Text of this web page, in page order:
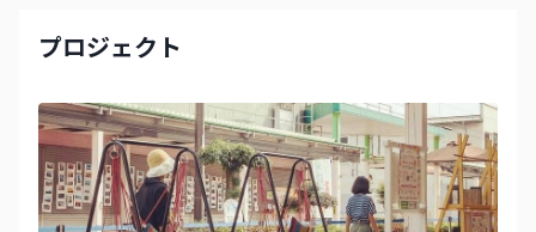
プロジェクト